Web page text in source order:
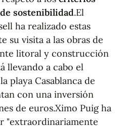
sostenibilidad.El
ha realizado estas
su visita a las obras de
litoral y construcción
llevando a cabo el
playa Casablanca de
con una inversión
de euros.Ximo Puig ha
"extraordinariamente